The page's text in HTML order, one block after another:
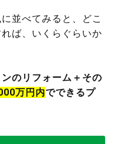
並べてみると、どこ
ば、いくらぐらいか
のリフォーム＋その
万円内でできるプ